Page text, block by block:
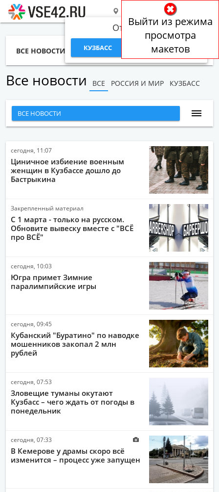
Выйти из режима
просмотра
макетов
РОССИЯ И МИР
Откуда вы?
КУЗБАСС РОССИЯ И МИР
ВСЕ НОВОСТИ СТАТЬИ ТЕМЫ ФОТО
Все новости ВСЕ РОССИЯ И МИР КУЗБАСС
ВСЕ НОВОСТИ
НАРОДНЫЕ НОВОСТИ
НОВОСТИ С ВИДЕО
НОВОСТИ КОМПАНИЙ
ГЛАВНЫЕ НОВОСТИ
ОБЩЕСТВО
ПОЛИТИКА
ПРОИСШЕСТВИЯ
АВТО-МОТО
ИНТЕРНЕТ
НАУКА И ТЕХНОЛОГИИ
РАБОТА И ДЕНЬГИ
сегодня, 11:07
Циничное избиение военным
женщин в Кузбассе дошло до
Бастрыкина
Закрепленный материал
С 1 марта - только на русском.
Обновите вывеску вместе с "ВСЁ
про ВСЁ"
сегодня, 10:03
Югра примет Зимние
паралимпийские игры
сегодня, 09:45
Кубанский "Буратино" по наводке
мошенников закопал 2 млн
рублей
сегодня, 07:53
Зловещие туманы окутают
Кузбасс – чего ждать от погоды в
понедельник
сегодня, 07:33
В Кемерове у драмы скоро всё
изменится – процесс уже запущен